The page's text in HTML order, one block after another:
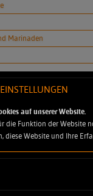
auf unserer Website.
die Funktion der Website
diese Website und Ihre
Marinaden